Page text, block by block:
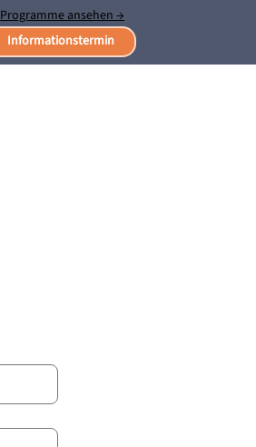
Programme ansehen →
Informationstermin